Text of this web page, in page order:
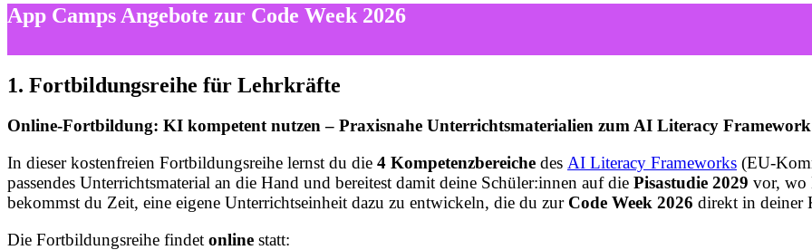
App Camps Angebote zur Code Week 2026
1. Fortbildungsreihe für Lehrkräfte
Online-Fortbildung: KI kompetent nutzen – Praxisnahe Unterrichtsmaterialien zum AI Literacy Framework
In dieser kostenfreien Fortbildungsreihe lernst du die 4 Kompetenzbereiche des AI Literacy Frameworks (EU-
passendes Unterrichtsmaterial an die Hand und bereitest damit deine Schüler:innen auf die Pisastudie 2029 vor, wo
bekommst du Zeit, eine eigene Unterrichtseinheit dazu zu entwickeln, die du zur Code Week 2026 direkt in deiner
Die Fortbildungsreihe findet online statt: